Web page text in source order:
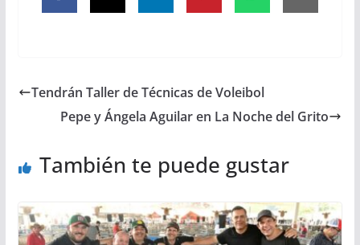
Tendrán Taller de Técnicas de Voleibol
Pepe y Ángela Aguilar en La Noche del Grito
También te puede gustar